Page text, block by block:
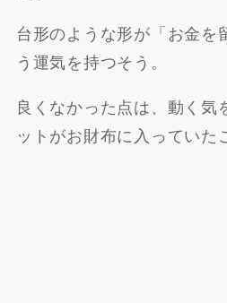
Yahoo!
台形のような形が「お金を
う運気を持つそう。
良くなかった点は、動く気
ットがお財布に入っていた